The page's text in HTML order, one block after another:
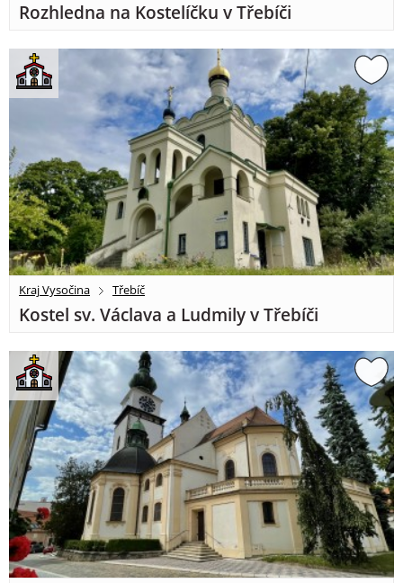
Rozhledna na Kostelíčku v Třebíči
Kraj Vysočina Třebíč
Kostel sv. Václava a Ludmily v Třebíči